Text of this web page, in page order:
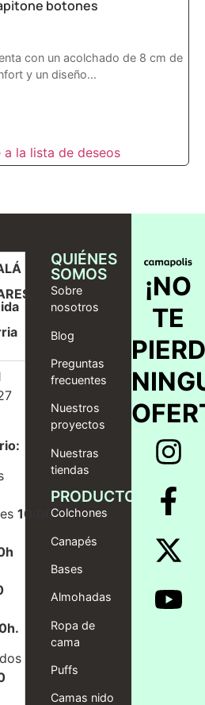
botones
con un acolchado de 8 cm de
y un diseño...
a la lista de deseos
10:00
QUIÉNES
SOMOS
Sobre
nosotros
Blog
Preguntas
frecuentes
Nuestros
proyectos
Nuestras
tiendas
PRODUCTOS
Colchones
Canapés
Bases
Almohadas
Ropa de
cama
Puffs
Camas nido
¡NO
TE